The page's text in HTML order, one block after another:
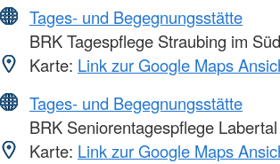
Tages- und Begegnungsstätte
BRK Tagespflege Straubing im
Karte: Link zur Google Maps
Tages- und Begegnungsstätte
BRK Seniorentagespflege
Karte: Link zur Google Maps